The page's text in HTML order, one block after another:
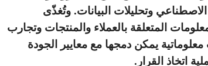
وتحليلات البيانات. وتُغذّى
المتعلقة بالعملاء والمنتجات وتجارب
يمكن دمجها مع معايير الجودة
اتخاذ القرار.